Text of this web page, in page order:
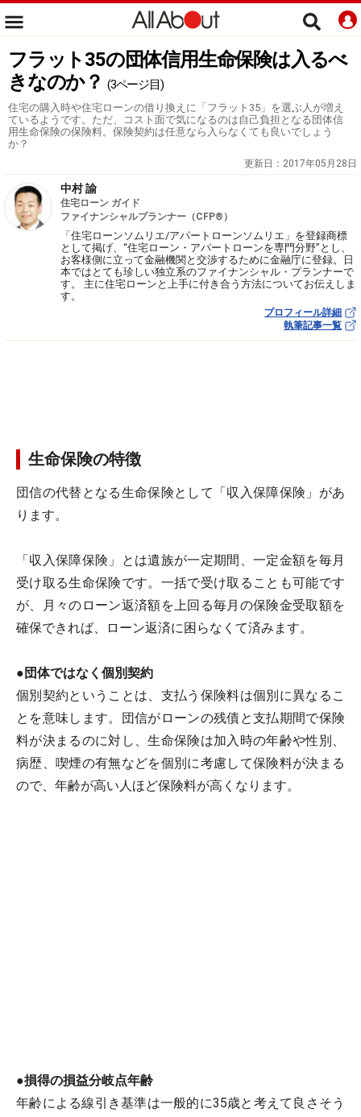
フラット35の団体信用生命保険は入るべ
きなのか？ (3ページ目)
住宅の購入時や住宅ローンの借り換えに「フラット35」を選ぶ人が増え
ているようです。ただ、コスト面で気になるのは自己負担となる団体信
用生命保険の保険料。保険契約は任意なら入らなくても良いでしょう
か？
更新日： 2017年05月28日
中村 諭
住宅ローン ガイド
ファイナンシャルプランナー（CFP®）
「住宅ローンソムリエ/アパートローンソムリエ」を登録商標
として掲げ、“住宅ローン・アパートローンを専門分野”とし、
お客様側に立って金融機関と交渉するために金融庁に登録。日
本ではとても珍しい独立系のファイナンシャル・プランナーで
す。 主に住宅ローンと上手に付き合う方法についてお伝えしま
す。
プロフィール詳細
執筆記事一覧
生命保険の特徴
団信の代替となる生命保険として「収入保障保険」があ
ります。
「収入保障保険」とは遺族が一定期間、一定金額を毎月
受け取る生命保険です。一括で受け取ることも可能です
が、月々のローン返済額を上回る毎月の保険金受取額を
確保できれば、ローン返済に困らなくて済みます。
●団体ではなく個別契約
個別契約ということは、支払う保険料は個別に異なるこ
とを意味します。団信がローンの残債と支払期間で保険
料が決まるのに対し、生命保険は加入時の年齢や性別、
病歴、喫煙の有無などを個別に考慮して保険料が決まる
ので、年齢が高い人ほど保険料が高くなります。
●損得の損益分岐点年齢
年齢による線引き基準は一般的に35歳と考えて良さそう